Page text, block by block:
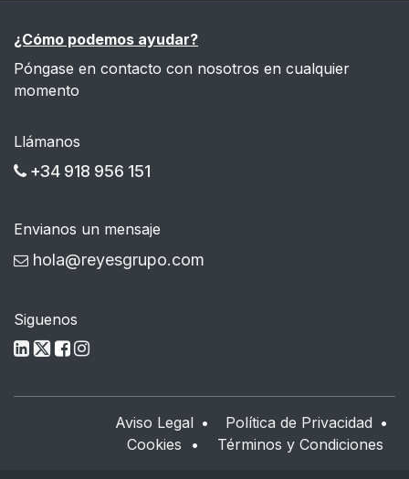
¿Cómo podemos ayudar?
Póngase en contacto con nosotros en cualquier
momento
Llámanos
+34 918 956 151
Envianos un mensaje
hola@reyesgrupo.com
Siguenos
Aviso Legal • Política de Privacidad •
Cookies • Términos y Condiciones